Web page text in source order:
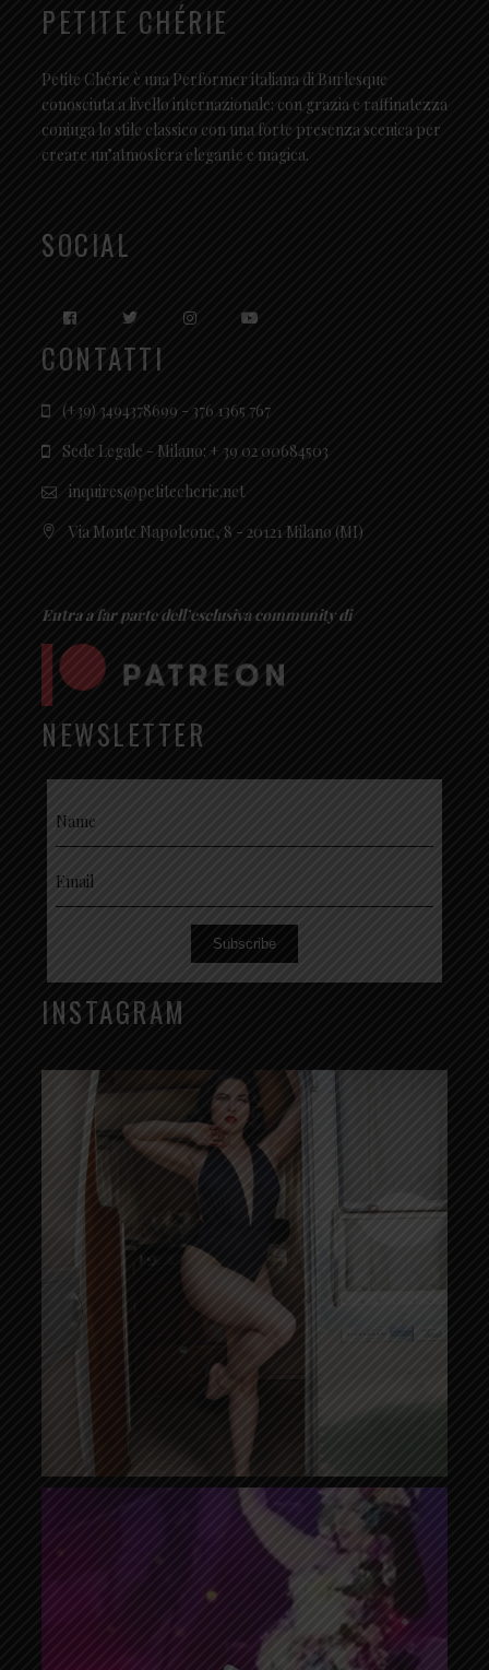
PETITE CHÉRIE
Petite Chérie è una Performer italiana di Burlesque
conosciuta a livello internazionale: con grazia e raffinatezza
coniuga lo stile classico con una forte presenza scenica per
creare un’atmosfera elegante e magica.
SOCIAL
CONTATTI
(+39) 3494378699 - 376 1365 767
Sede Legale - Milano: + 39 02 00684503
inquires@petitecherie.net
Via Monte Napoleone, 8 - 20121 Milano (MI)
Entra a far parte dell’esclusiva community di
NEWSLETTER
Subscribe
INSTAGRAM